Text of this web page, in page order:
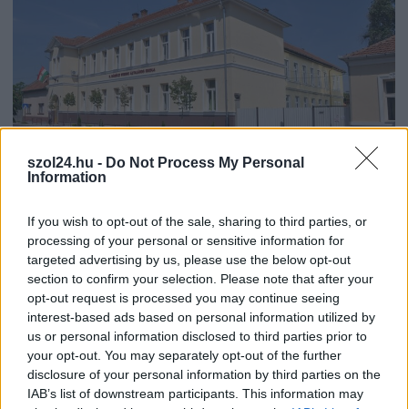
szol24.hu - Do Not Process My Personal
Information
If you wish to opt-out of the sale, sharing to third parties, or
processing of your personal or sensitive information for
targeted advertising by us, please use the below opt-out
section to confirm your selection. Please note that after your
opt-out request is processed you may continue seeing
interest-based ads based on personal information utilized by
us or personal information disclosed to third parties prior to
your opt-out. You may separately opt-out of the further
disclosure of your personal information by third parties on the
IAB’s list of downstream participants. This information may
2026.08.07. Kiss Lajos
A Tisza kormány minisztere újabb nagy
változásokról döntött a közoktatásban – például az
iskolaigazgatók visszakapják munkáltatói jogaikat
A Fidesz által felépített torz rendszerben ugyanis egyáltalán
nem az intézményvezetők döntötték el, hogy kineveznek-e,
esetleg...
Magyarország